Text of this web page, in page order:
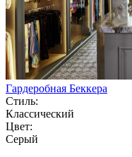
Гардеробная Беккера
Стиль:
Классический
Цвет:
Серый